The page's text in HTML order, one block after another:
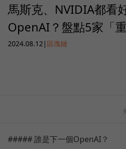
馬斯克、NVIDIA都看
OpenAI？盤點5家「
2024.08.12| 區塊鏈
##### 誰是下一個OpenAI？